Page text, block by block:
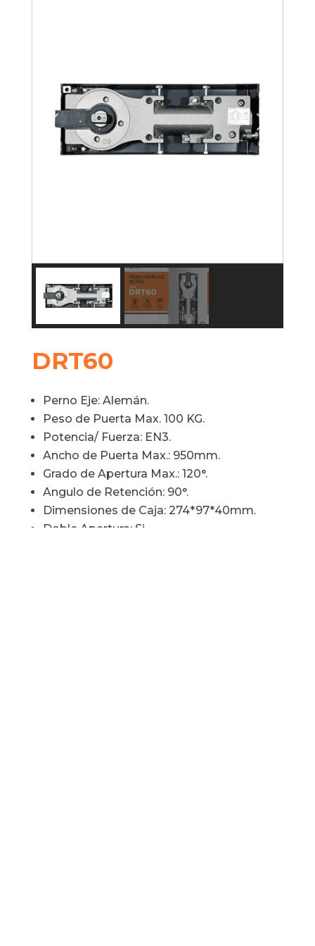
DRT60
Perno Eje: Alemán.
Peso de Puerta Max. 100 KG.
Potencia/ Fuerza: EN3.
Ancho de Puerta Max.: 950mm.
Grado de Apertura Max.: 120°.
Angulo de Retención: 90°.
Dimensiones de Caja: 274*97*40mm.
Doble Apertura: Si.